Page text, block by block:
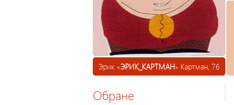
Эрик «ЭРИК_КАРТМАН» Картман, 76
Обране